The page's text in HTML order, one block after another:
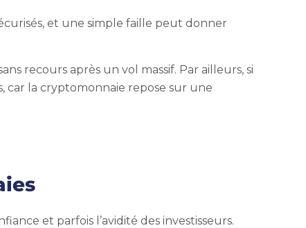
et une simple faille peut donner
recours après un vol massif. Par ailleurs, si
car la cryptomonnaie repose sur une
et parfois l’avidité des investisseurs.